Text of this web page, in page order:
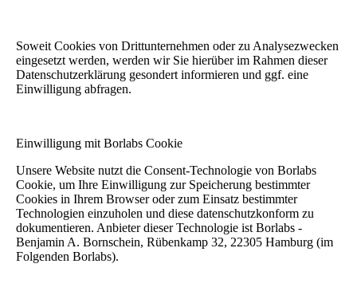
Soweit Cookies von Drittunternehmen oder zu Analysezwecken
eingesetzt werden, werden wir Sie hierüber im Rahmen dieser
Datenschutzerklärung gesondert informieren und ggf. eine
Einwilligung abfragen.
Einwilligung mit Borlabs Cookie
Unsere Website nutzt die Consent-Technologie von Borlabs
Cookie, um Ihre Einwilligung zur Speicherung bestimmter
Cookies in Ihrem Browser oder zum Einsatz bestimmter
Technologien einzuholen und diese datenschutzkonform zu
dokumentieren. Anbieter dieser Technologie ist Borlabs -
Benjamin A. Bornschein, Rübenkamp 32, 22305 Hamburg (im
Folgenden Borlabs).